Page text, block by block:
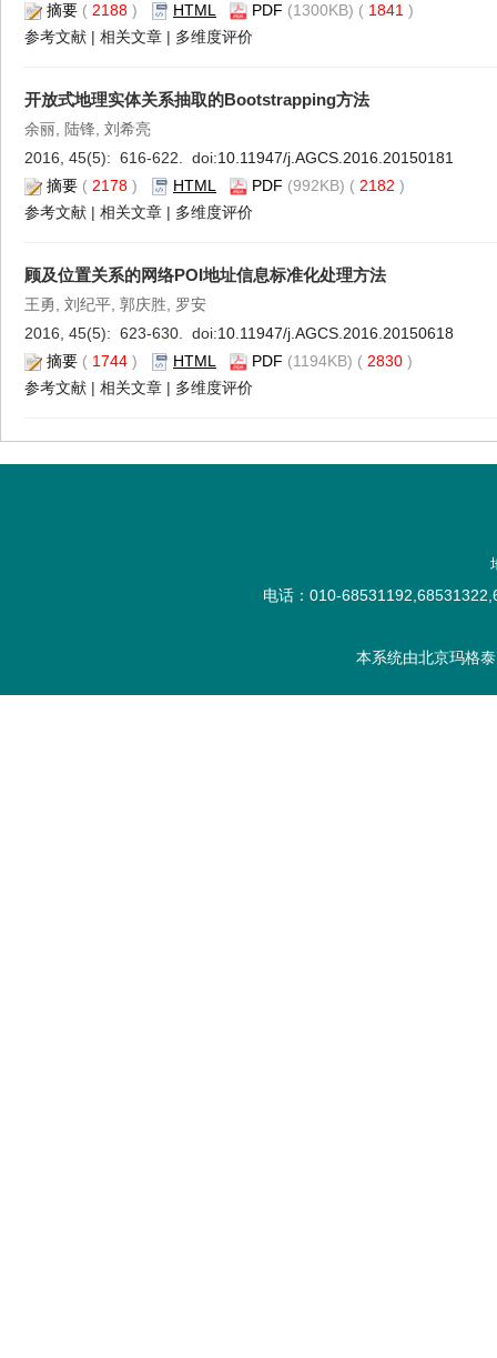
摘要 ( 2188 ) HTML PDF (1300KB) ( 1841 )
参考文献 | 相关文章 | 多维度评价
开放式地理实体关系抽取的Bootstrapping方法
余丽, 陆锋, 刘希亮
2016, 45(5): 616-622. doi:10.11947/j.AGCS.2016.20150181
摘要 ( 2178 ) HTML PDF (992KB) ( 2182 )
参考文献 | 相关文章 | 多维度评价
顾及位置关系的网络POI地址信息标准化处理方法
王勇, 刘纪平, 郭庆胜, 罗安
2016, 45(5): 623-630. doi:10.11947/j.AGCS.2016.20150618
摘要 ( 1744 ) HTML PDF (1194KB) ( 2830 )
参考文献 | 相关文章 | 多维度评价
电话：010-
本系统由北京玛格